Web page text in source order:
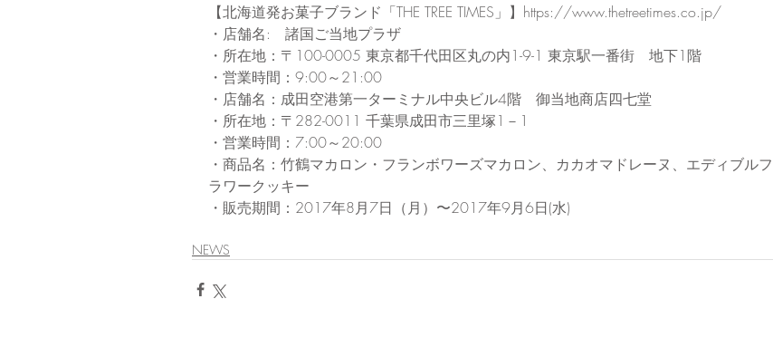
【北海道発お菓子ブランド「THE TREE TIMES」】https://www.thetreetimes.co.jp/
・店舗名:　諸国ご当地プラザ
・所在地：〒100-0005 東京都千代田区丸の内1-9-1 東京駅一番街　地下1階
・営業時間：9:00～21:00
・店舗名：成田空港第一ターミナル中央ビル4階　御当地商店四七堂
・所在地：〒282-0011 千葉県成田市三里塚1－1
・営業時間：7:00～20:00
・商品名：竹鶴マカロン・フランボワーズマカロン、カカオマドレーヌ、エディブルフ
ラワークッキー
・販売期間：2017年8月7日（月）〜2017年9月6日(水)
NEWS